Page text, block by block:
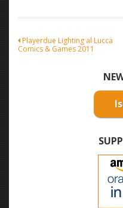
Navigazione
Playerdue Lighting al Lucca
Comics & Games 2011